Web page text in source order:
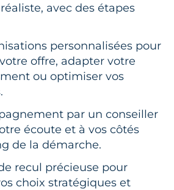
avec des étapes
personnalisées pour
offre, adapter votre
ou optimiser vos
par un conseiller
écoute et à vos côtés
de la démarche.
recul précieuse pour
choix stratégiques et